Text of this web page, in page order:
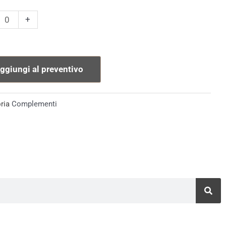
+
al preventivo
Complementi